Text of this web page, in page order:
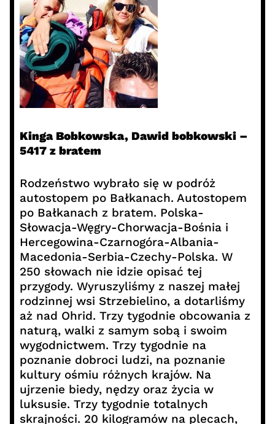
Kinga Bobkowska, Dawid bobkowski –
5417 z bratem
Rodzeństwo wybrało się w podróż
autostopem po Bałkanach. Autostopem
po Bałkanach z bratem. Polska-
Słowacja-Węgry-Chorwacja-Bośnia i
Hercegowina-Czarnogóra-Albania-
Macedonia-Serbia-Czechy-Polska. W
250 słowach nie idzie opisać tej
przygody. Wyruszyliśmy z naszej małej
rodzinnej wsi Strzebielino, a dotarliśmy
aż nad Ohrid. Trzy tygodnie obcowania z
naturą, walki z samym sobą i swoim
wygodnictwem. Trzy tygodnie na
poznanie dobroci ludzi, na poznanie
kultury ośmiu różnych krajów. Na
ujrzenie biedy, nędzy oraz życia w
luksusie. Trzy tygodnie totalnych
skrajności. 20 kilogramów na plecach,